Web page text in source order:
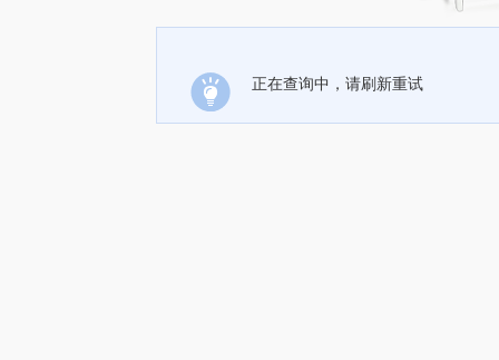
正在查询中，请刷新重试